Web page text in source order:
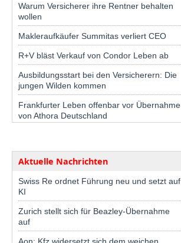
Warum Versicherer ihre Rentner behalten
wollen
Makleraufkäufer Summitas verliert CEO
R+V bläst Verkauf von Condor Leben ab
Ausbildungsstart bei den Versicherern: Die
jungen Wilden kommen
Frankfurter Leben offenbar vor Übernahme
von Athora Deutschland
Aktuelle Nachrichten
Swiss Re ordnet Führung neu und setzt auf
KI
Zurich stellt sich für Beazley-Übernahme
auf